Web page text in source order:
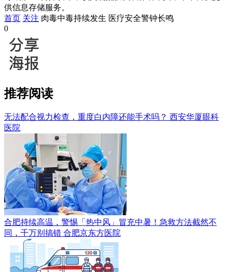
供信息存储服务。
首页 关注 肉毒中毒持续发生 医疗安全警钟长鸣
0
推荐阅读
无法配合视力检查，重度白内障还能手术吗？ 西安华厦眼科
医院
合肥持续高温，警惕「热中风」冒充中暑！急救方法截然不
同，千万别搞错 合肥京东方医院